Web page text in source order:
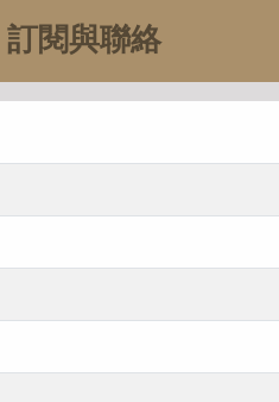
訂閱與聯絡